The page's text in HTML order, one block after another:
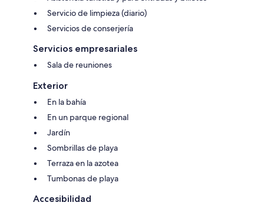
Servicio de limpieza (diario)
Servicios de conserjería
Servicios empresariales
Sala de reuniones
Exterior
En la bahía
En un parque regional
Jardín
Sombrillas de playa
Terraza en la azotea
Tumbonas de playa
Accesibilidad